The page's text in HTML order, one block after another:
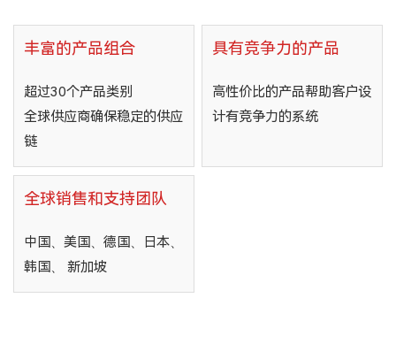
丰富的产品组合
超过30个产品类别
全球供应商确保稳定的供应
链
具有竞争力的产品
高性价比的产品帮助客户设
计有竞争力的系统
全球销售和支持团队
中国、美国、德国、日本、
韩国、 新加坡